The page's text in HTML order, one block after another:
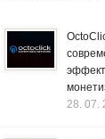
28. 07.